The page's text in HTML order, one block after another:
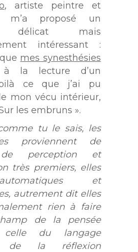
, artiste peintre et
m’a proposé un
délicat mais
intéressant :
mes synesthésies
à la lecture d’un
ce que j’ai pu
mon vécu intérieur,
les embruns ».
tu le sais, les
proviennent de
perception et
très premiers, elles
et
autrement dit elles
rien à faire
de la pensée
celle du langage
de la réflexion